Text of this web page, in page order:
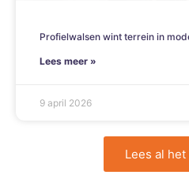
Profielwalsen wint terrein in
Lees meer »
9 april 2026
Lees al